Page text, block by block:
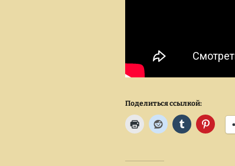
Поделиться ссылкой: